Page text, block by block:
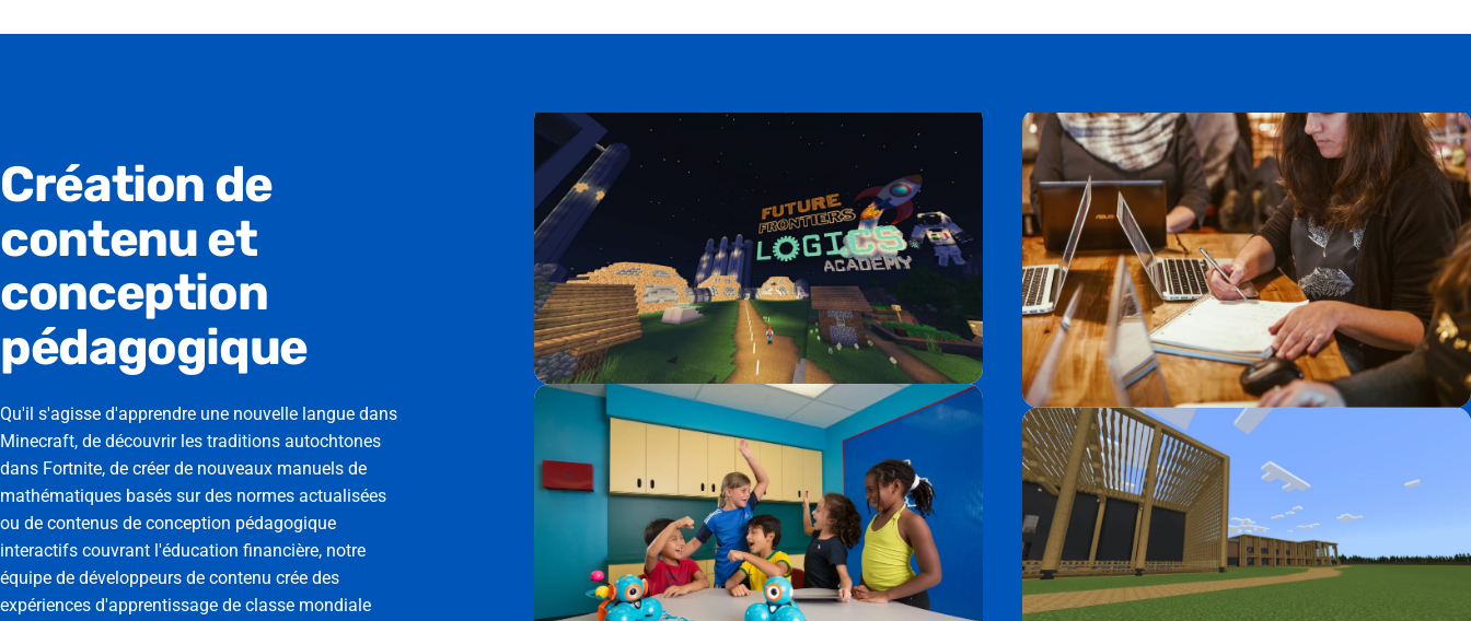
Création de
contenuet
conception
pédagogique
Qu'il s'agisse d'apprendre une nouvelle langue dans
Minecraft, de découvrir les traditions autochtones
dans Fortnite, de créer de nouveaux manuels de
mathématiques basés sur des normes actualisées
ou de contenus de conception pédagogique
interactifs couvrant l'éducation financière, notre
équipe de développeurs de contenu crée des
expériences d'apprentissage de classe mondiale